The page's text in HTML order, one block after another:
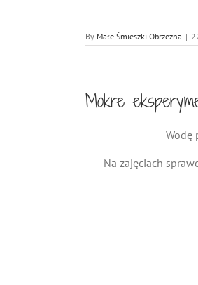
By Małe Śmieszki Obrzeżna |
Mokre
Wodę
Na zajęciach